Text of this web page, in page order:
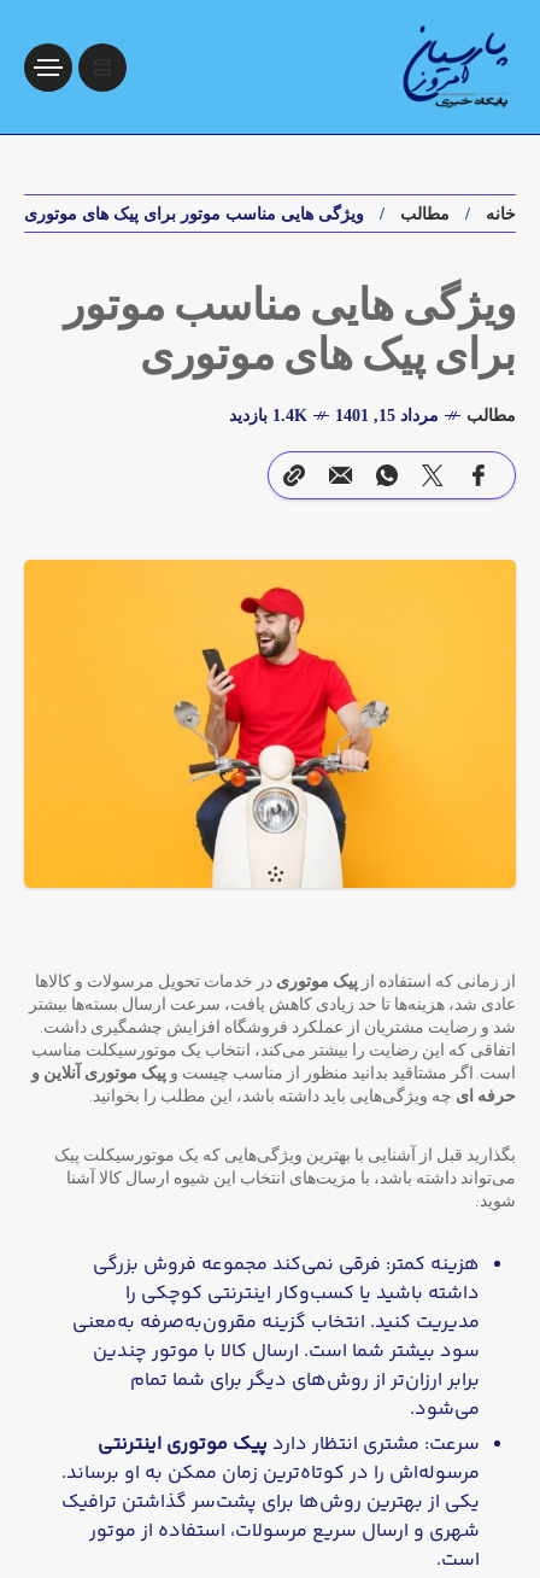
خانه مطالب ویژگی هایی مناسب موتور برای پیک های موتوری
ویژگی هایی مناسب موتور
برای پیک های موتوری
مطالب مرداد 15, 1401 1.4K بازدید
از زمانی که استفاده از پیک موتوری در خدمات تحویل مرسولات و کالا‌ها
عادی شد، هزینه‌ها تا حد زیادی کاهش یافت، سرعت ارسال بسته‌ها بیشتر
شد و رضایت مشتریان از عملکرد فروشگاه افزایش چشمگیری داشت.
اتفاقی که این رضایت را بیشتر می‌کند، انتخاب یک موتورسیکلت مناسب
است. اگر مشتاقید بدانید منظور از مناسب چیست و پیک موتوری آنلاین و
حرفه ای چه ویژگی‌هایی باید داشته باشد، این مطلب را بخوانید.
بگذارید قبل از آشنایی با بهترین ویژگی‌هایی که یک موتورسیکلت پیک
می‌تواند داشته باشد، با مزیت‌های انتخاب این شیوه ارسال کالا آشنا
شوید:
هزینه کمتر: فرقی نمی‌کند مجموعه فروش بزرگی
داشته باشید یا کسب‌و‌کار اینترنتی کوچکی را
مدیریت کنید. انتخاب گزینه مقرون‌به‌صرفه به‌معنی
سود بیشتر شما است. ارسال کالا با موتور چندین
برابر ارزان‌تر از روش‌های دیگر برای شما تمام
می‌شود.
سرعت: مشتری انتظار دارد پیک موتوری اینترنتی
مرسوله‌اش را در کوتاه‌ترین زمان ممکن به او برساند.
یکی از بهترین روش‌ها برای پشت‌سر گذاشتن ترافیک
شهری و ارسال سریع مرسولات، استفاده از موتور
است.